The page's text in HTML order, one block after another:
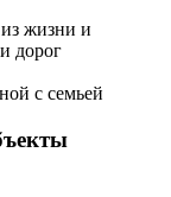
жизни и
дорог
с семьей